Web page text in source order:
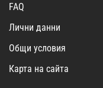
FAQ
Лични данни
Общи условия
Карта на сайта